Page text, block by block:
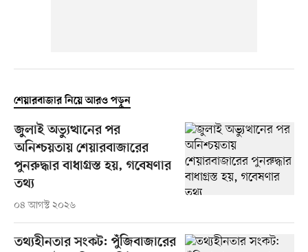
শেয়ারবাজার নিয়ে আরও পড়ুন
জুলাই অভ্যুত্থানের পর
অনিশ্চয়তায় শেয়ারবাজারের
পুনরুদ্ধার বাধাগ্রস্ত হয়, গবেষণার
তথ্য
০৪ আগস্ট ২০২৬
তথ্যহীনতার সংকট: পুঁজিবাজারের